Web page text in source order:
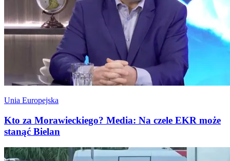
Unia Europejska
Kto za Morawieckiego? Media: Na czele EKR może
stanąć Bielan